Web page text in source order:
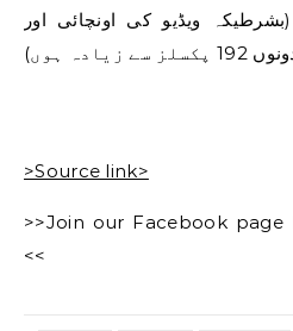
ویڈیو کی اونچائی اور
>Source link>
>>Join our Facebook
<<